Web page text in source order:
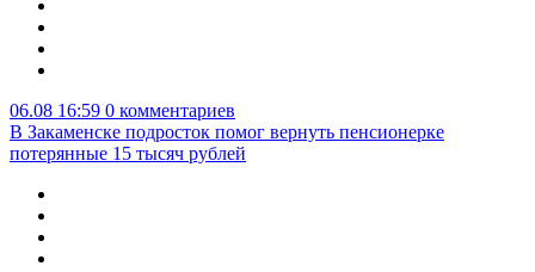
06.08 16:59 0 комментариев
В Закаменске подросток помог вернуть пенсионерке
потерянные 15 тысяч рублей